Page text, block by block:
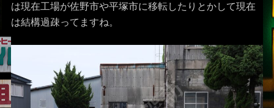
は現在工場が佐野市や平塚市に移転したりとかして現在
は結構過疎ってますね。